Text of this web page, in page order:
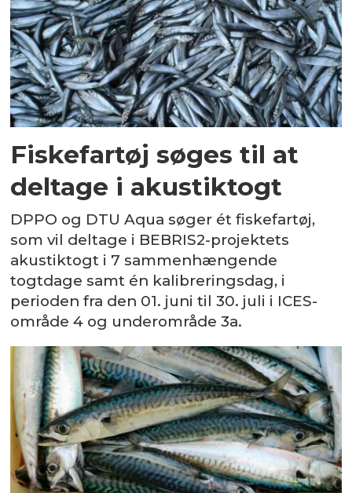
Fiskefartøj søges til at
deltage i akustiktogt
DPPO og DTU Aqua søger ét fiskefartøj,
som vil deltage i BEBRIS2-projektets
akustiktogt i 7 sammenhængende
togtdage samt én kalibreringsdag, i
perioden fra den 01. juni til 30. juli i ICES-
område 4 og underområde 3a.